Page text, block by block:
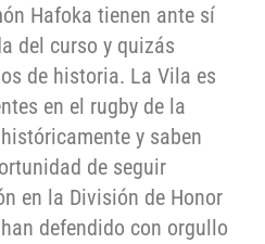
Hafoka tienen ante sí
del curso y quizás
de historia. La Vila es
en el rugby de la
y saben
de seguir
en la División de Honor
defendido con orgullo